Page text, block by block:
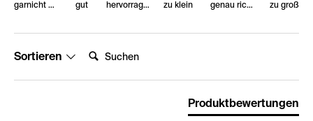
garnicht gut gut hervorragend zu klein genau richtig zu groß
Sortieren
Produktbewertungen